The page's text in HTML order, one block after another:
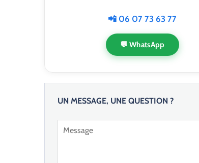
📲 06 07 73 63 77
💬 WhatsApp
UN MESSAGE, UNE QUESTION ?